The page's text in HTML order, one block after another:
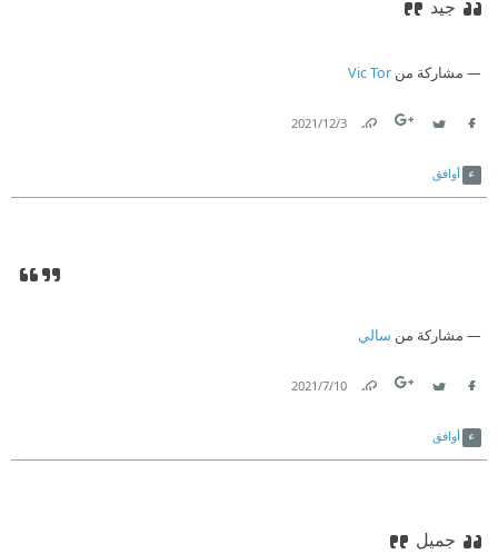
جيد
مشاركة من Vic Tor
3‏/12‏/2021
أوافق
مشاركة من سالي
10‏/7‏/2021
أوافق
جميل